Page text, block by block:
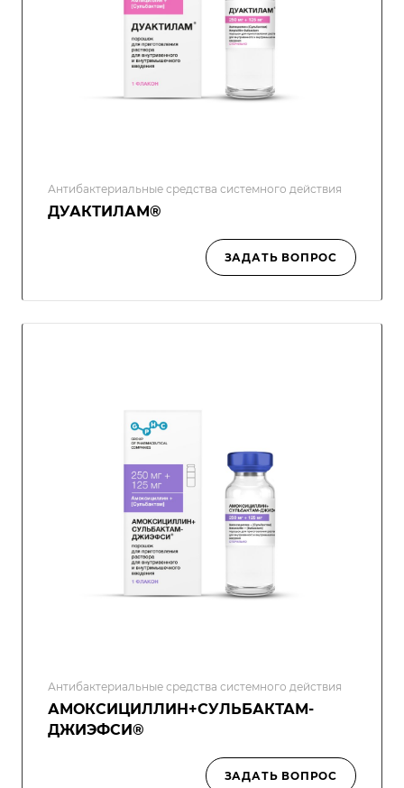
Антибактериальные средства системного действия
ДУАКТИЛАМ®
ЗАДАТЬ ВОПРОС
Антибактериальные средства системного действия
АМОКСИЦИЛЛИН+СУЛЬБАКТАМ-
ДЖИЭФСИ®
ЗАДАТЬ ВОПРОС